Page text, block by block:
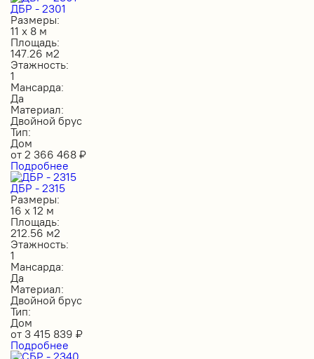
ДБР - 2301
Размеры:
11 х 8 м
Площадь:
147.26 м2
Этажность:
1
Мансарда:
Да
Материал:
Двойной брус
Тип:
Дом
от 2 366 468 ₽
Подробнее
ДБР - 2315
Размеры:
16 х 12 м
Площадь:
212.56 м2
Этажность:
1
Мансарда:
Да
Материал:
Двойной брус
Тип:
Дом
от 3 415 839 ₽
Подробнее